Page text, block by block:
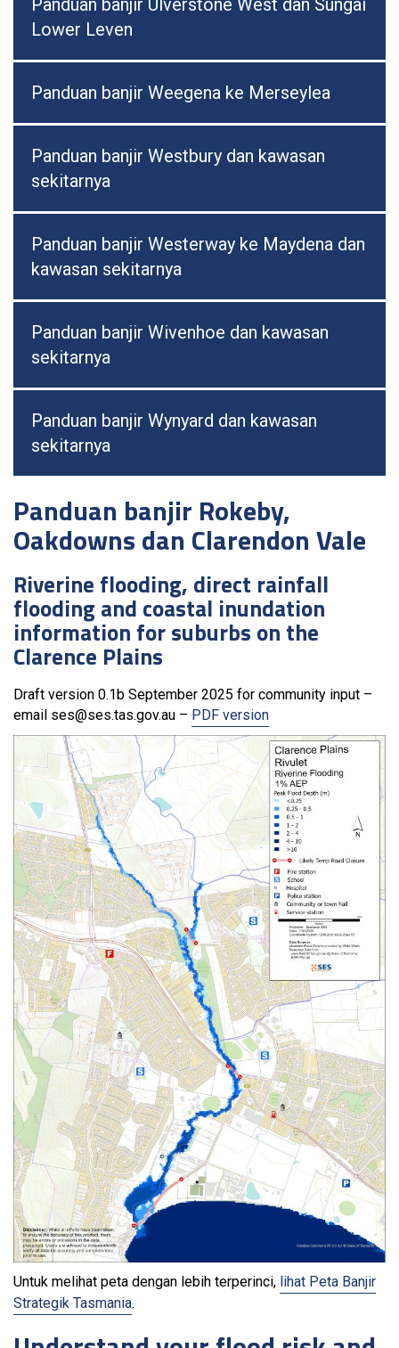
Panduan banjir Ulverstone West dan Sungai
Lower Leven
Panduan banjir Weegena ke Merseylea
Panduan banjir Westbury dan kawasan
sekitarnya
Panduan banjir Westerway ke Maydena dan
kawasan sekitarnya
Panduan banjir Wivenhoe dan kawasan
sekitarnya
Panduan banjir Wynyard dan kawasan
sekitarnya
Panduan banjir Rokeby,
Oakdowns dan Clarendon Vale
Riverine flooding, direct rainfall
flooding and coastal inundation
information for suburbs on the
Clarence Plains
Draft version 0.1b September 2025 for community input –
email ses@ses.tas.gov.au – PDF version
Untuk melihat peta dengan lebih terperinci, lihat Peta Banjir
Strategik Tasmania.